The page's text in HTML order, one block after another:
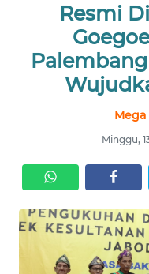
Resmi
Minggu,
NUSANTARA
SERBI
OPINI
Informasi